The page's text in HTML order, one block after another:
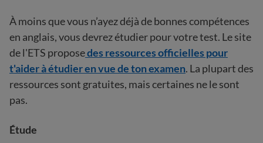
À moins que vous n’ayez déjà de bonnes compétences
en anglais, vous devrez étudier pour votre test. Le site
de l'ETS proposedes ressources officielles pour
t'aider à étudier en vue de ton examen. La plupart des
ressources sont gratuites, mais certaines ne le sont
pas.
Étude